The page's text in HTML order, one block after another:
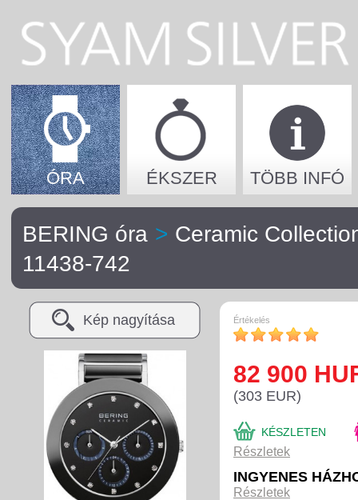
ÓRA ÉKSZER TÖBB INFÓ
BERING óra > Ceramic
11438-742
Értékelés
82 900
(303 EUR)
KÉSZLETEN
Részletek
INGYENES
Részletek
Kép nagyítása